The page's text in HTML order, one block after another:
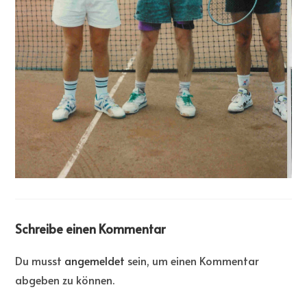
Schreibe einen Kommentar
Du musst angemeldet sein, um einen Kommentar
abgeben zu können.